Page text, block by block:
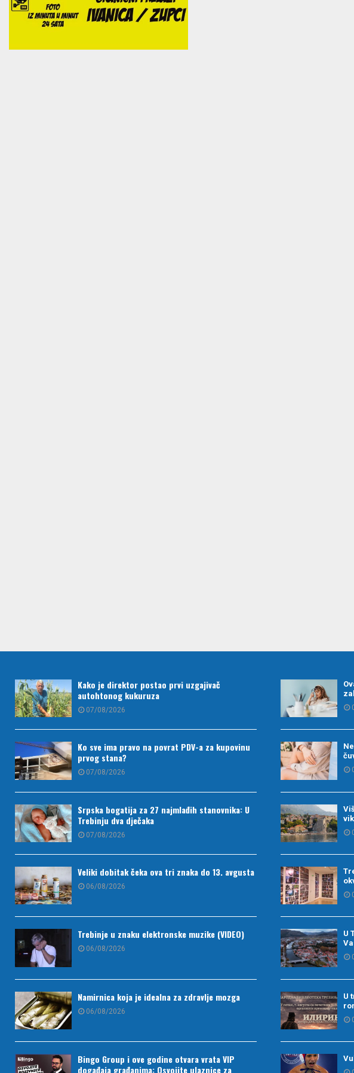
Kako je direktor postao prvi uzgajivač
autohtonog kukuruza
07/08/2026
Ko sve ima pravo na povrat PDV-a za kupovinu
prvog stana?
07/08/2026
Srpska bogatija za 27 najmlađih stanovnika: U
Trebinju dva dječaka
07/08/2026
Veliki dobitak čeka ova tri znaka do 13. avgusta
06/08/2026
Trebinje u znaku elektronske muzike (VIDEO)
06/08/2026
Namirnica koja je idealna za zdravlje mozga
06/08/2026
Bingo Group i ove godine otvara vrata VIP
događaja građanima: Osvojite ulaznice za
U
U